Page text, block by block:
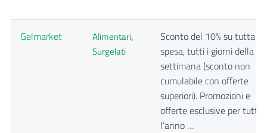
Gelmarket Alimentari,
Surgelati
Sconto del 10% su tutta la
spesa, tutti i giorni della
settimana (sconto non
cumulabile con offerte
superiori). Promozioni e
offerte esclusive per tutto
l’anno …